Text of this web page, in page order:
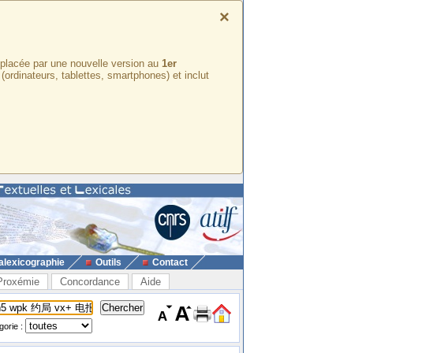
×
par une nouvelle version au 1er
tablettes, smartphones) et inclut
Outils Contact
Concordance Aide
: